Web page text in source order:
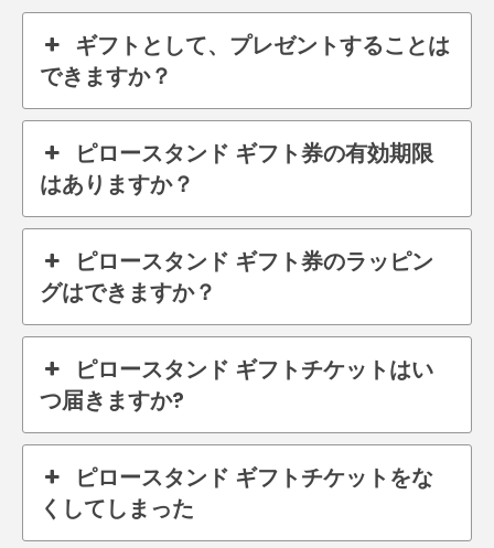
ギフトとして、プレゼントすることは
できますか？
ピロースタンド ギフト券の有効期限
はありますか？
ピロースタンド ギフト券のラッピン
グはできますか？
ピロースタンド ギフトチケットはい
つ届きますか?
ピロースタンド ギフトチケットをな
くしてしまった